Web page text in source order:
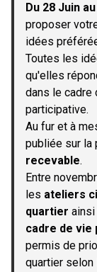
−
Du 28 Juin
proposer
idées
Toutes les
qu'elles
dans le cadre
participative.
Au fur et à
publiée sur la
recevable.
Entre
les ateliers
quartier ainsi
cadre de vie
permis de
quartier selon